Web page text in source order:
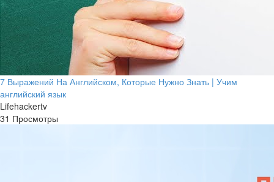
7 Выражений На Английском, Которые Нужно Знать | Учим
английский язык
Lifehackertv
31 Просмотры